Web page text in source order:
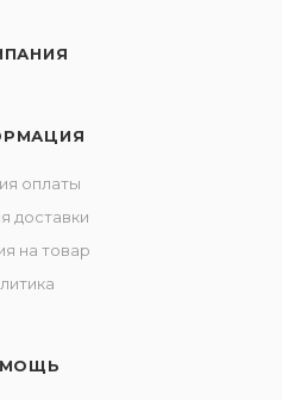
оплаты
доставки
на товар